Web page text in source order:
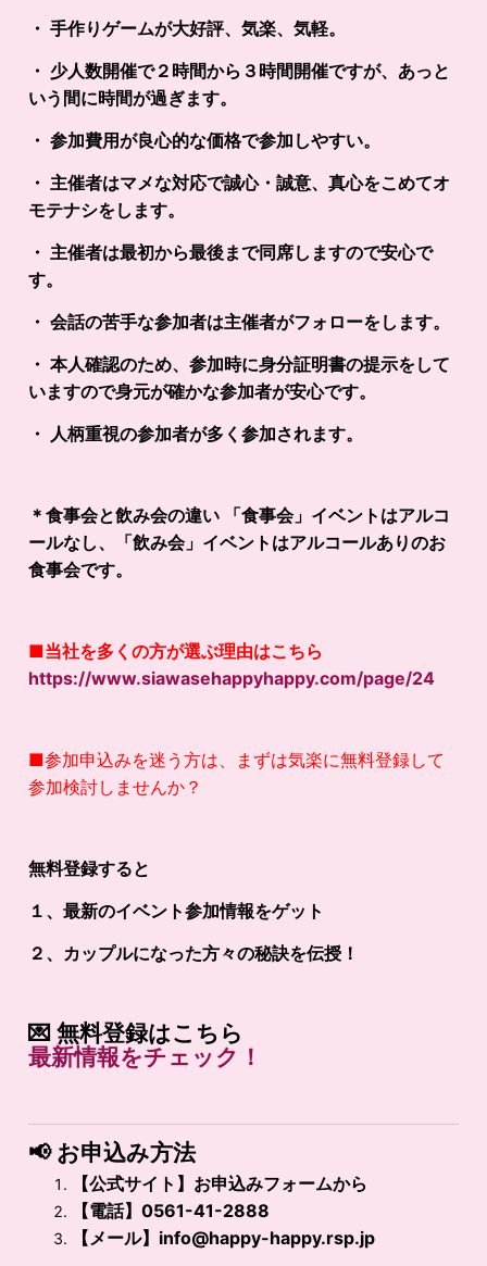
・ 手作りゲームが大好評、気楽、気軽。
・ 少人数開催で２時間から３時間開催ですが、あっと
いう間に時間が過ぎます。
・ 参加費用が良心的な価格で参加しやすい。
・ 主催者はマメな対応で誠心・誠意、真心をこめてオ
モテナシをします。
・ 主催者は最初から最後まで同席しますので安心で
す。
・ 会話の苦手な参加者は主催者がフォローをします。
・ 本人確認のため、参加時に身分証明書の提示をして
いますので身元が確かな参加者が安心です。
・ 人柄重視の参加者が多く参加されます。
＊食事会と飲み会の違い 「食事会」イベントはアルコ
ールなし、「飲み会」イベントはアルコールありのお
食事会です。
■当社を多くの方が選ぶ理由はこちら
https://www.siawasehappyhappy.com/page/24
■参加申込みを迷う方は、まずは気楽に無料登録して
参加検討しませんか？
無料登録すると
１、最新のイベント参加情報をゲット
２、カップルになった方々の秘訣を伝授！
💌 無料登録はこちら
最新情報をチェック！
📢 お申込み方法
【公式サイト】お申込みフォームから
【電話】0561-41-2888
【メール】 info@happy-happy.rsp.jp